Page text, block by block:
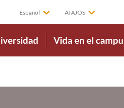
Español ATAJOS
Vida en el